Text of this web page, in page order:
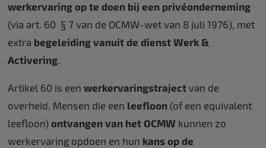
werkervaring op te doen bij een privéonderneming
(via art. 60 § 7 van de OCMW-wet van 8 juli 1976), met
extra begeleiding vanuit de dienst Werk &
Activering.
Artikel 60 is een werkervaringstrajectvan de
overheid. Mensen die een leefloon (of een equivalent
leefloon) ontvangen van het OCMW kunnen zo
werkervaring opdoen en hun kans op de